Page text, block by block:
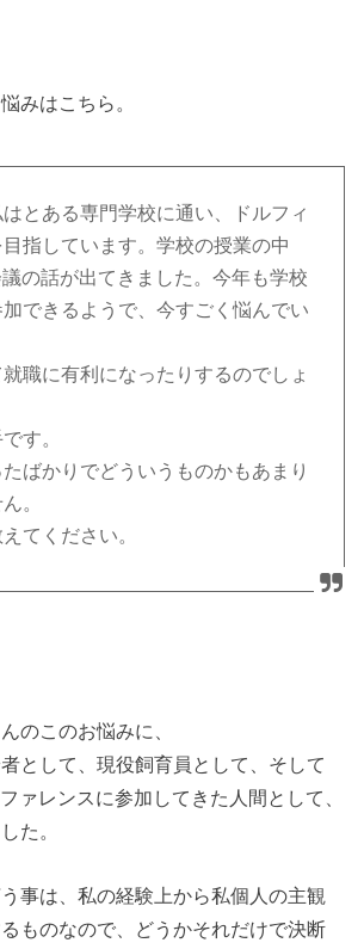
みはこちら。
とある専門学校に通い、ドルフィ
指しています。学校の授業の中
の話が出てきました。今年も学校
できるようで、今すごく悩んでい
職に有利になったりするのでしょ
す。
ばかりでどういうものかもあまり
。
てください。
のこのお悩みに、
として、現役飼育員として、そして
ァレンスに参加してきた人間として、
た。
事は、私の経験上から私個人の主観
ものなので、どうかそれだけで決断